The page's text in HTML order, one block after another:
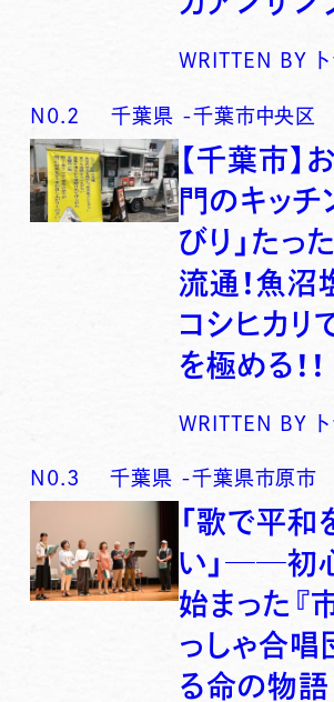
WRITTEN BY
N0. 2 千葉県 -千葉市中央区
【千葉市】
門のキッチ
びり」たっ
流通！魚沼
コシヒカリ
を極める！！
WRITTEN BY
N0. 3 千葉県 -千葉県市原市
「歌で平和
い」──初
始まった『
っしゃ合唱
る命の物語